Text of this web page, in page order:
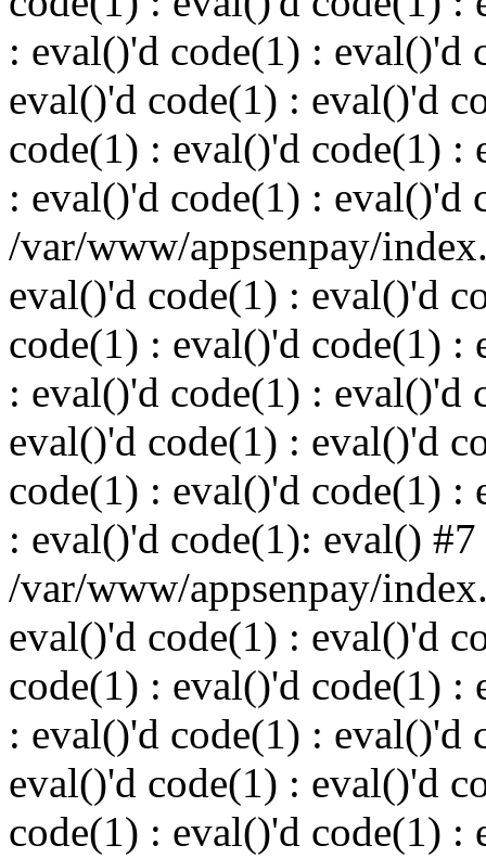
: eval()'d code(1) : eval()'d
eval()'d code(1) : eval()'d
code(1) : eval()'d code(1) :
: eval()'d code(1) : eval()'d
/var/www/appsenpay/
eval()'d code(1) : eval()'d
code(1) : eval()'d code(1) :
: eval()'d code(1) : eval()'d
eval()'d code(1) : eval()'d
code(1) : eval()'d code(1) :
: eval()'d code(1): eval() #7
/var/www/appsenpay/
eval()'d code(1) : eval()'d
code(1) : eval()'d code(1) :
: eval()'d code(1) : eval()'d
eval()'d code(1) : eval()'d
code(1) : eval()'d code(1) :